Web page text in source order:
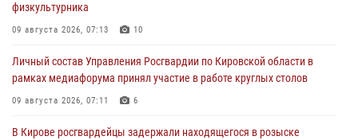
физкультурника
09 августа 2026, 07:13 10
Личный состав Управления Росгвардии по Кировской области в
рамках медиафорума принял участие в работе круглых столов
09 августа 2026, 07:11 6
В Кирове росгвардейцы задержали находящегося в розыске